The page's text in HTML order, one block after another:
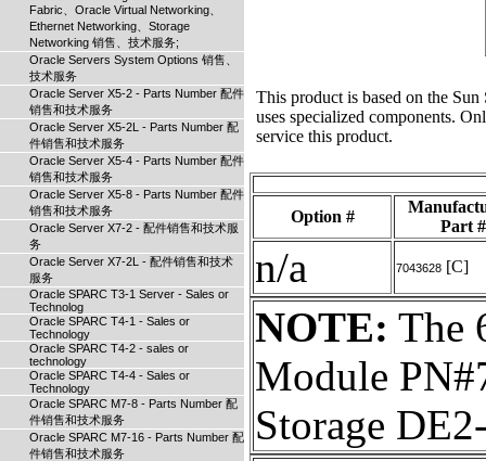
Fabric、Oracle Virtual Networking、
Ethernet Networking、Storage
Networking 销售、技术服务;
Oracle Servers System Options 销售、
技术服务
Oracle Server X5-2 - Parts Number 配件
销售和技术服务
Oracle Server X5-2L - Parts Number 配
件销售和技术服务
Oracle Server X5-4 - Parts Number 配件
销售和技术服务
Oracle Server X5-8 - Parts Number 配件
销售和技术服务
Oracle Server X7-2 - 配件销售和技术服
务
Oracle Server X7-2L - 配件销售和技术
服务
Oracle SPARC T3-1 Server - Sales or
Technolog
Oracle SPARC T4-1 - Sales or
Technology
Oracle SPARC T4-2 - sales or
technology
Oracle SPARC T4-4 - Sales or
Technology
Oracle SPARC M7-8 - Parts Number 配
件销售和技术服务
Oracle SPARC M7-16 - Parts Number 配
件销售和技术服务
This product is based on the
uses specialized components.
service this product.
Option #
Part #
n/a 7043628 [C]
NOTE: The
Module
Storage